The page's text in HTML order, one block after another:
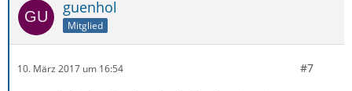
guenhol
Mitglied
10. März 2017 um 16:54 #7